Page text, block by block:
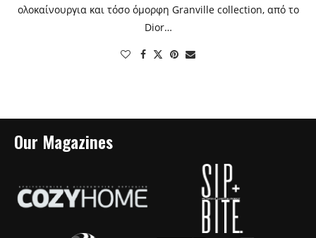
ολοκαίνουργια και τόσο όμορφη Granville collection, από το
Dior…
Our Magazines